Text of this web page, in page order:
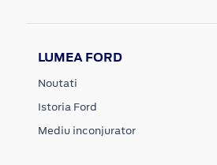
LUMEA FORD
Noutati
Istoria Ford
Mediu inconjurator